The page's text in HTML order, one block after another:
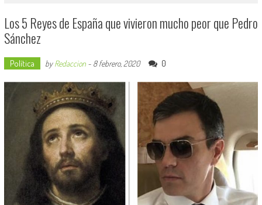
Los 5 Reyes de España que vivieron mucho peor que Pedro
Sánchez
Política byRedaccion- 8 febrero, 2020 0